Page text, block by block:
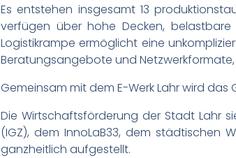
Es entstehen insgesamt 13
verfügen über hohe Decken,
Logistikrampe ermöglicht eine
Beratungsangebote und
Gemeinsam mit dem E-Werk Lahr wird
Die Wirtschaftsförderung der Stadt Lahr
(IGZ), dem InnoLaB33, dem städtischen
ganzheitlich aufgestellt.